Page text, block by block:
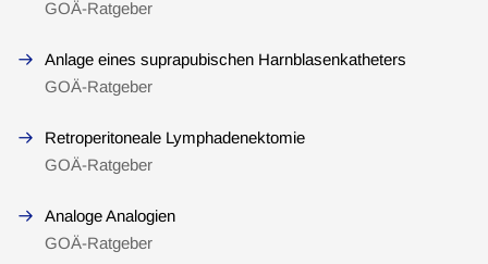
GOÄ-Ratgeber
Anlage eines suprapubischen Harnblasenkatheters
GOÄ-Ratgeber
Retroperitoneale Lymphadenektomie
GOÄ-Ratgeber
Analoge Analogien
GOÄ-Ratgeber